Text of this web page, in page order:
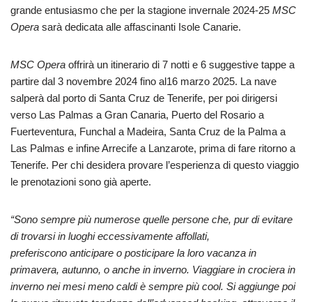
grande entusiasmo che per la stagione invernale 2024-25 MSC
Opera sarà dedicata alle affascinanti Isole Canarie.
MSC Opera offrirà un itinerario di 7 notti e 6 suggestive tappe a
partire dal 3 novembre 2024 fino al16 marzo 2025. La nave
salperà dal porto di Santa Cruz de Tenerife, per poi dirigersi
verso Las Palmas a Gran Canaria, Puerto del Rosario a
Fuerteventura, Funchal a Madeira, Santa Cruz de la Palma a
Las Palmas e infine Arrecife a Lanzarote, prima di fare ritorno a
Tenerife. Per chi desidera provare l’esperienza di questo viaggio
le prenotazioni sono già aperte.
“Sono sempre più numerose quelle persone che, pur di evitare
di trovarsi in luoghi eccessivamente affollati,
preferiscono anticipare o posticipare la loro vacanza in
primavera, autunno, o anche in inverno. Viaggiare in crociera in
inverno nei mesi meno caldi è sempre più cool. Si aggiunge poi